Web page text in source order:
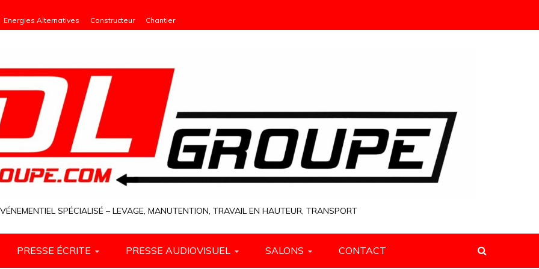
Energies Alternatives Constructeur Chantier
SPÉCIALISÉ – LEVAGE, MANUTENTION, TRAVAIL EN HAUTEUR, TRANSPORT
PRESSE ÉCRITE PRESSE AUDIOVISUEL SALONS CONTACT